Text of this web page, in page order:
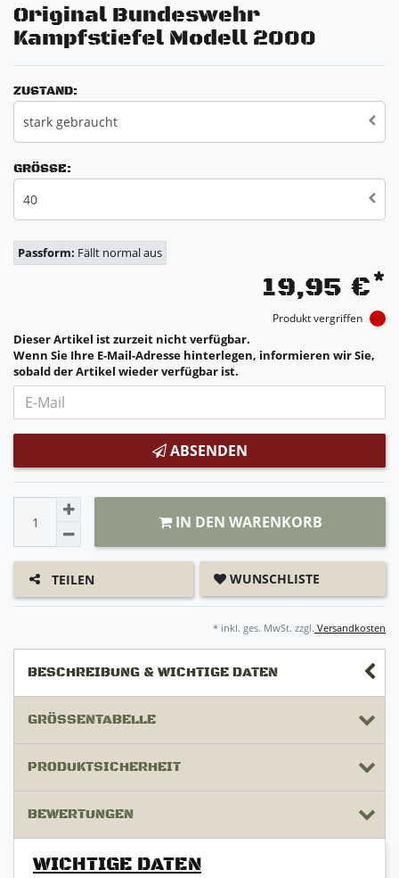
Original Bundeswehr
Kampfstiefel Modell 2000
ZUSTAND:
stark gebraucht
GRÖSSE:
40
Passform: Fällt normal aus
19,95 €*
Produkt vergriffen
Dieser Artikel ist zurzeit nicht verfügbar.
Wenn Sie Ihre E-Mail-Adresse hinterlegen, informieren wir Sie,
sobald der Artikel wieder verfügbar ist.
ABSENDEN
IN DEN WARENKORB
TEILEN WUNSCHLISTE
* inkl. ges. MwSt. zzgl. Versandkosten
BESCHREIBUNG & WICHTIGE DATEN
GRÖSSENTABELLE
PRODUKTSICHERHEIT
BEWERTUNGEN
WICHTIGE DATEN